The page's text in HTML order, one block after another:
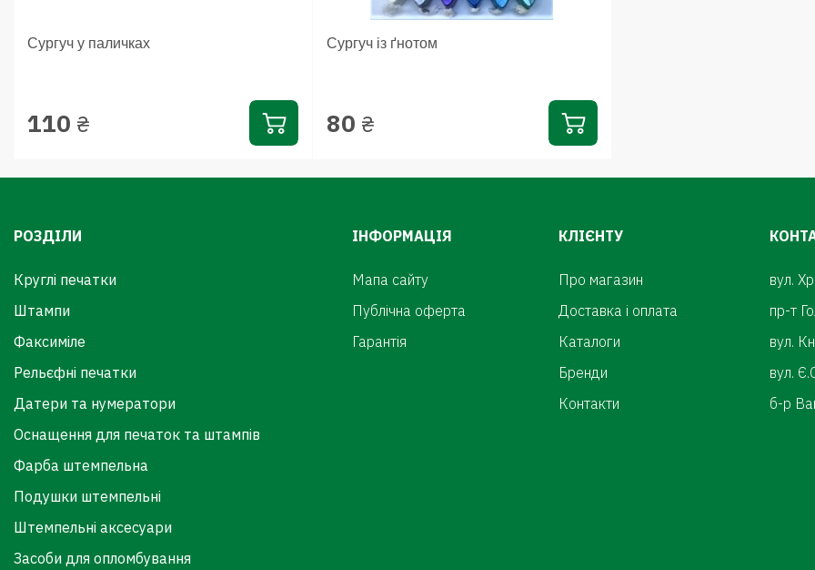
Сургуч у паличках
110 ₴
Сургуч із ґнотом
80 ₴
РОЗДІЛИ
Круглі печатки
Штампи
Факсиміле
Рельєфні печатки
Датери та нумератори
Оснащення для печаток та штампів
Фарба штемпельна
Подушки штемпельні
Штемпельні аксесуари
Засоби для опломбування
ІНФОРМАЦІЯ
Мапа сайту
Публічна оферта
Гарантія
КЛІЄНТУ
Про магазин
Доставка і оплата
Каталоги
Бренди
Контакти
вул.
пр-т
вул.
вул.
б-р